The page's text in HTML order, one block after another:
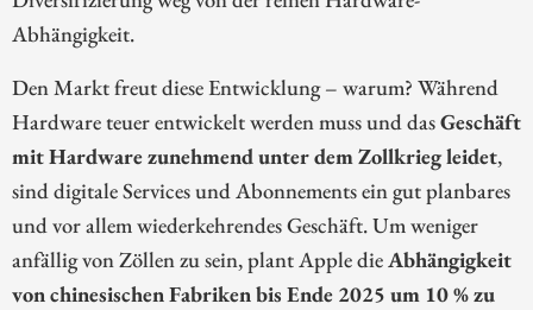
Abhängigkeit.
Den Markt freut diese Entwicklung – warum? Während
Hardware teuer entwickelt werden muss und dasGeschäft
mit Hardware zunehmend unter dem Zollkrieg leidet,
sind digitale Services und Abonnements ein gut planbares
und vor allem wiederkehrendes Geschäft. Um weniger
anfällig von Zöllen zu sein, plant Apple dieAbhängigkeit
von chinesischen Fabriken bis Ende 2025 um 10 % zu